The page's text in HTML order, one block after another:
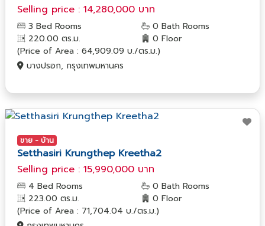
Selling price : 14,280,000 บาท
3 Bed Rooms
0 Bath Rooms
220.00 ตร.ม.
0 Floor
(Price of Area : 64,909.09 บ./ตร.ม.)
บางปรอก, กรุงเทพมหานคร
ขาย - บ้าน
Setthasiri Krungthep Kreetha2
Selling price : 15,990,000 บาท
4 Bed Rooms
0 Bath Rooms
223.00 ตร.ม.
0 Floor
(Price of Area : 71,704.04 บ./ตร.ม.)